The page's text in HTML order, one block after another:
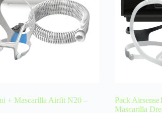
+ Mascarilla Airfit N20 –
Pack
Mascarilla